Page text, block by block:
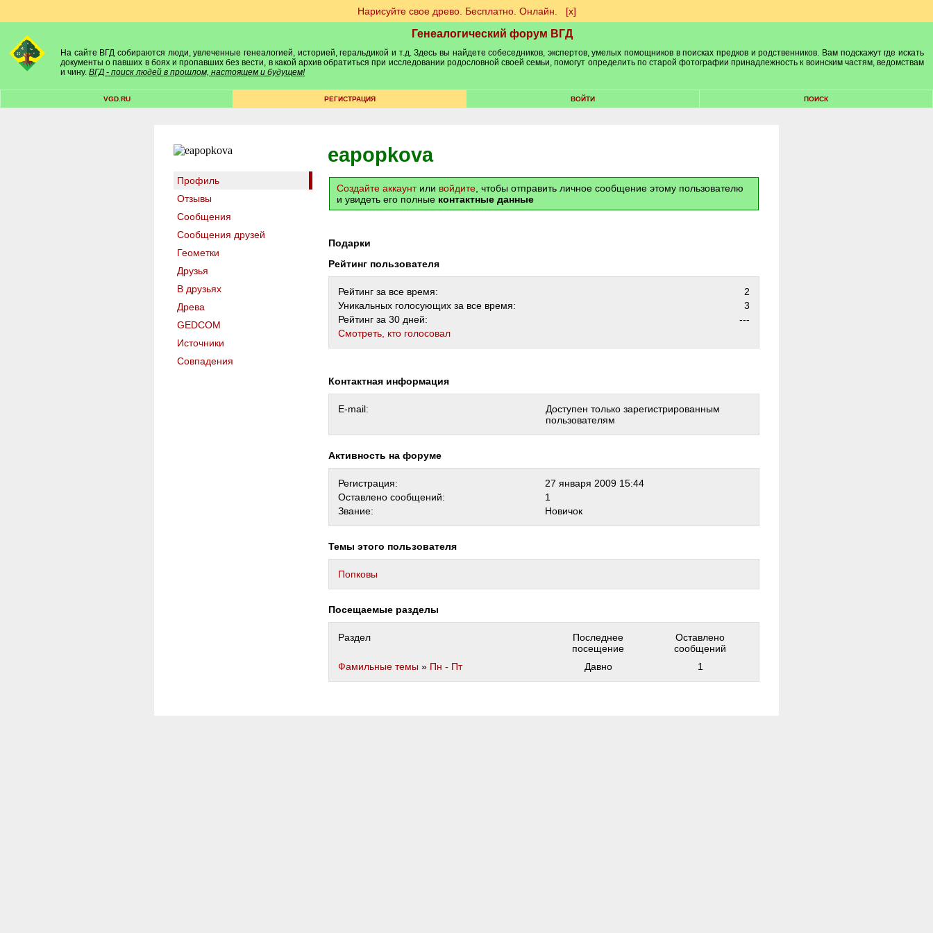
Нарисуйте свое древо. Бесплатно. Онлайн. [х]
Генеалогический форум ВГД
На сайте ВГД собираются люди, увлеченные генеалогией, историей, геральдикой и т.д. Здесь вы найдете собеседников, экспертов, умелых помощников в поисках предков и родственников. Вам подскажут где искать
документы о павших в боях и пропавших без вести, в какой архив обратиться при исследовании родословной своей семьи, помогут определить по старой фотографии принадлежность к воинским частям, ведомствам
и чину. ВГД - поиск людей в прошлом, настоящем и будущем!
VGD.RU РЕГИСТРАЦИЯ ВОЙТИ ПОИСК
Профиль
Отзывы
Сообщения
Сообщения друзей
Геометки
Друзья
В друзьях
Древа
GEDCOM
Источники
Совпадения
eapopkova
Создайте аккаунтили войдите , чтобы отправить личное сообщение этому пользователю
и увидеть его полные контактные данные
Подарки
Рейтинг пользователя
Рейтинг за все время:
2
Уникальных голосующих за все время:
3
Рейтинг за 30 дней:
---
Cмотреть, кто голосовал
Контактная информация
E-mail:
Доступен только зарегистрированным
пользователям
Активность на форуме
Регистрация:
27 января 2009 15:44
Оставлено сообщений:
1
Звание:
Новичок
Темы этого пользователя
Попковы
Посещаемые разделы
Раздел
Последнее
посещение
Оставлено
сообщений
Фамильные темы » Пн - Пт Давно 1